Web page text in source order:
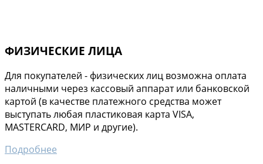
ФИЗИЧЕСКИЕ ЛИЦА
Для покупателей - физических лиц возможна оплата
наличными через кассовый аппарат или банковской
картой (в качестве платежного средства может
выступать любая пластиковая карта VISA,
MASTERCARD, МИР и другие).
Подробнее